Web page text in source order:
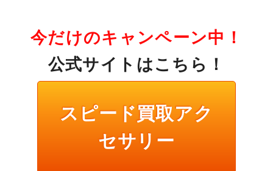
今だけのキャンペーン中！
公式サイトはこちら！
スピード買取アク
セサリー